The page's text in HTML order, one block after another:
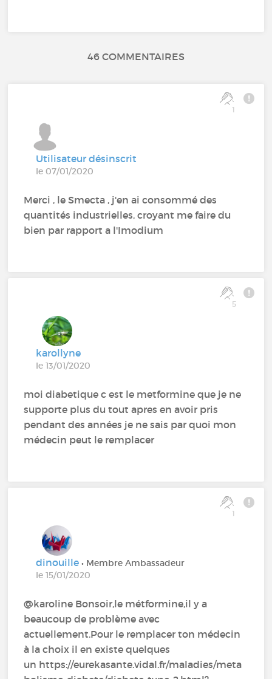
46 COMMENTAIRES
1
Utilisateur désinscrit
le 07/01/2020
Merci , le Smecta , j'en ai consommé des
quantités industrielles, croyant me faire du
bien par rapport a l'Imodium
5
karollyne
le 13/01/2020
moi diabetique c est le metformine que je ne
supporte plus du tout apres en avoir pris
pendant des années je ne sais par quoi mon
médecin peut le remplacer
1
dinouille• Membre Ambassadeur
le 15/01/2020
@karoline‍ Bonsoir,le métformine,il y a
beaucoup de problème avec
actuellement.Pour le remplacer ton médecin
à la choix il en existe quelques
un https://eurekasante.vidal.fr/maladies/meta